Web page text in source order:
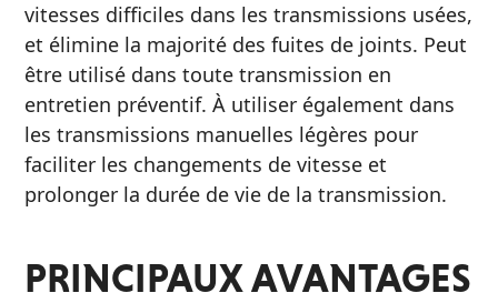
vitesses difficiles dans les transmissions usées,
et élimine la majorité des fuites de joints. Peut
être utilisé dans toute transmission en
entretien préventif. À utiliser également dans
les transmissions manuelles légères pour
faciliter les changements de vitesse et
prolonger la durée de vie de la transmission.
PRINCIPAUX AVANTAGES